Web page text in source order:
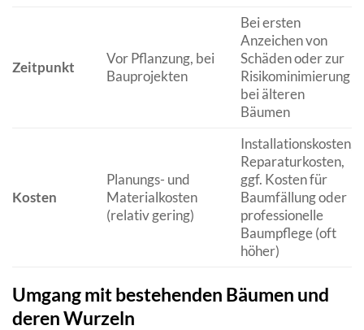
Zeitpunkt
Vor Pflanzung, bei
Bauprojekten
Bei ersten
Anzeichen von
Schäden oder zur
Risikominimierung
bei älteren
Bäumen
Kosten
Planungs- und
Materialkosten
(relativ gering)
Installationskosten,
Reparaturkosten,
ggf. Kosten für
Baumfällung oder
professionelle
Baumpflege (oft
höher)
Umgang mit bestehenden Bäumen und
deren Wurzeln